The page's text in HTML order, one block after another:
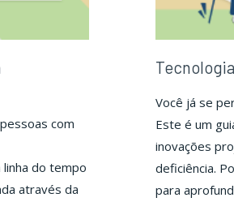
com
do tempo
através da
Você já se
Este é um
inovações
deficiência.
para